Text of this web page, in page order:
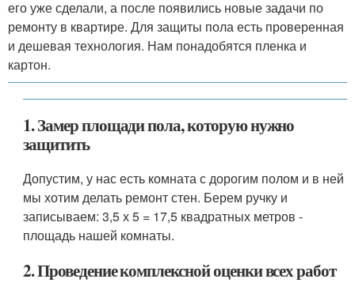
его уже сделали, а после появились новые задачи по
ремонту в квартире. Для защиты пола есть проверенная
и дешевая технология. Нам понадобятся пленка и
картон.
1. Замер площади пола, которую нужно
защитить
Допустим, у нас есть комната с дорогим полом и в ней
мы хотим делать ремонт стен. Берем ручку и
записываем: 3,5 х 5 = 17,5 квадратных метров -
площадь нашей комнаты.
2. Проведение комплексной оценки всех работ